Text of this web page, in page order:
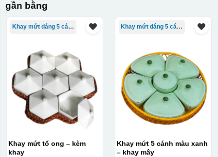
gần bằng
Khay mứt dáng 5 cánh
Khay mứt tổ ong – kèm
khay
Khay mứt dáng 5 cánh
Khay mứt 5 cánh màu xanh
– khay mây